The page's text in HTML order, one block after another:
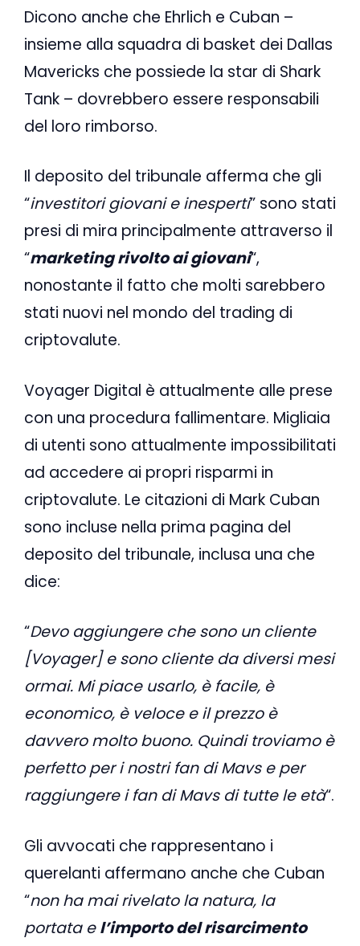
Dicono anche che Ehrlich e Cuban –
insieme alla squadra di basket dei Dallas
Mavericks che possiede la star di Shark
Tank – dovrebbero essere responsabili
del loro rimborso.
Il deposito del tribunale afferma che gli
“investitori giovani e inesperti” sono stati
presi di mira principalmente attraverso il
“marketing rivolto ai giovani“,
nonostante il fatto che molti sarebbero
stati nuovi nel mondo del trading di
criptovalute.
Voyager Digital è attualmente alle prese
con una procedura fallimentare. Migliaia
di utenti sono attualmente impossibilitati
ad accedere ai propri risparmi in
criptovalute. Le citazioni di Mark Cuban
sono incluse nella prima pagina del
deposito del tribunale, inclusa una che
dice:
“Devo aggiungere che sono un cliente
[Voyager] e sono cliente da diversi mesi
ormai. Mi piace usarlo, è facile, è
economico, è veloce e il prezzo è
davvero molto buono. Quindi troviamo è
perfetto per i nostri fan di Mavs e per
raggiungere i fan di Mavs di tutte le età“.
Gli avvocati che rappresentano i
querelanti affermano anche che Cuban
“non ha mai rivelato la natura, la
portata el’importo del risarcimento